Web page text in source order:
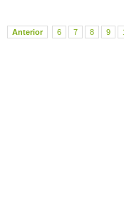
Anterior 6 7 8 9